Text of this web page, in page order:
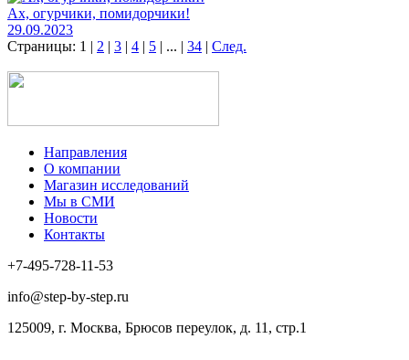
Ах, огурчики, помидорчики!
29.09.2023
Страницы: 1 | 2 | 3 | 4 | 5 | ... | 34 | След.
Направления
О компании
Магазин исследований
Мы в СМИ
Новости
Контакты
+7-495-728-11-53
info@step-by-step.ru
125009, г. Москва, Брюсов переулок, д. 11, стр.1